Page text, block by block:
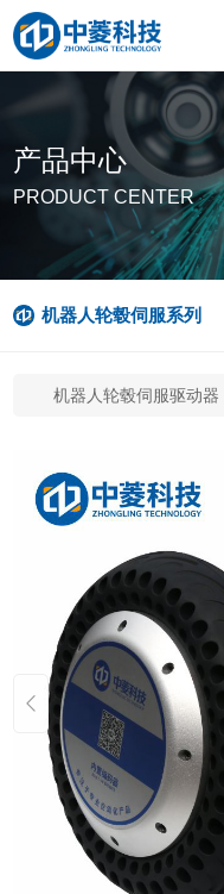
产品中心
PRODUCT CENTER
机器人轮毂伺服系列
机器人轮毂伺服驱动器